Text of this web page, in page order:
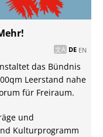
DE EN
das Bündnis
Leerstand nahe
für Freiraum.
und
Kulturprogramm